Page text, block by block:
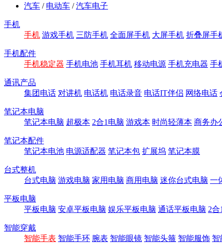
汽车 / 电动车 /汽车电子
手机
手机 游戏手机 三防手机 全面屏手机 大屏手机 折叠屏手
手机配件
手机稳定器 手机电池 手机耳机 移动电源 手机充电器 手
通讯产品
集团电话 对讲机 电话机 电话录音 电话IT伴侣 网络电话
笔记本电脑
笔记本电脑 超极本 2合1电脑 游戏本 时尚轻薄本 商务办
笔记本配件
笔记本电池 电源适配器 笔记本包 扩展坞 笔记本膜
台式整机
台式电脑 游戏电脑 家用电脑 商用电脑 迷你台式电脑 一
平板电脑
平板电脑 安卓平板电脑 娱乐平板电脑 通话平板电脑 2合
智能穿戴
智能手表 智能手环 腕表 智能眼镜 智能头箍 智能服饰 智